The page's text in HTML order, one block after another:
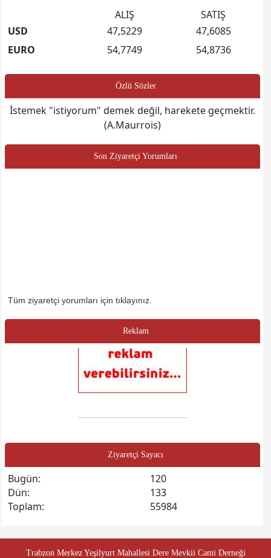
ALIŞ
SATIŞ
USD
47,5229
47,6085
EURO
54,7749 54,8736
Özlü Sözler
İstemek "istiyorum" demek değil, harekete geçmektir.
(A.Maurrois)
Son Ziyaretçi Yorumları
Tüm ziyaretçi yorumları için tıklayınız.
Reklam
Ziyaretçi Sayacı
Bugün:
120
Dün:
133
Toplam:
55984
Trabzon Merkez Yeşilyurt Mahallesi Dere Mevkii Cami Derneği